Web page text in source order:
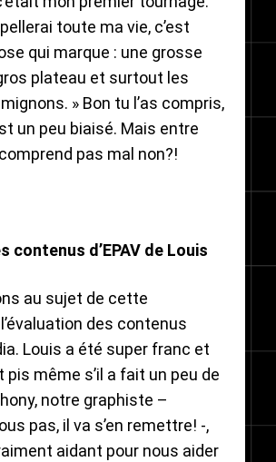
toute ma vie, c’est
qui marque : une grosse
plateau et surtout les
» Bon tu l’as compris,
un peu biaisé. Mais entre
pas mal non?!
contenus d’EPAV de Louis
au sujet de cette
des contenus
Louis a été super franc et
même s’il a fait un peu de
notre graphiste –
pas, il va s’en remettre! -,
aidant pour nous aider